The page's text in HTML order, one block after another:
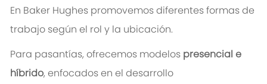
En Baker Hughes promovemos diferentes formas de
trabajo según el rol y la ubicación.
Para pasantías, ofrecemos modelos presencial e
híbrido, enfocados en el desarrollo